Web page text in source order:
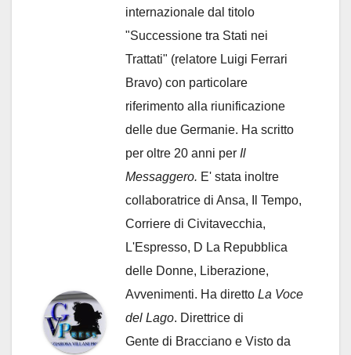
internazionale dal titolo
"Successione tra Stati nei
Trattati" (relatore Luigi Ferrari
Bravo) con particolare
riferimento alla riunificazione
delle due Germanie. Ha scritto
per oltre 20 anni per Il
Messaggero. E' stata inoltre
collaboratrice di Ansa, Il Tempo,
Corriere di Civitavecchia,
L'Espresso, D La Repubblica
delle Donne, Liberazione,
Avvenimenti. Ha diretto La Voce
del Lago. Direttrice di
Gente di Bracciano e Visto da